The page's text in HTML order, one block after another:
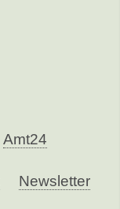
Amt24
Newsletter